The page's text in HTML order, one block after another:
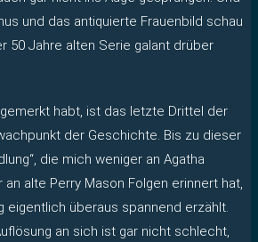
und das antiquierte Frauenbild schau
50 Jahre alten Serie galant drüber
habt, ist das letzte Drittel der
der Geschichte. Bis zu dieser
die mich weniger an Agatha
an alte Perry Mason Folgen erinnert hat,
eigentlich überaus spannend erzählt.
an sich ist gar nicht schlecht,